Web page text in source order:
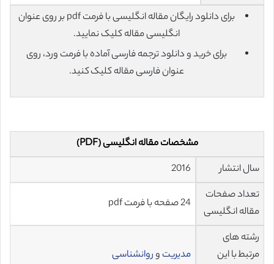
برای دانلود رایگان مقاله انگلیسی با فرمت pdf بر روی عنوان
انگلیسی مقاله کلیک نمایید.
برای خرید و دانلود ترجمه فارسی آماده با فرمت ورد، روی
عنوان فارسی مقاله کلیک کنید.
مشخصات مقاله انگلیسی (PDF)
سال انتشار
2016
تعداد صفحات
مقاله انگلیسی
24 صفحه با فرمت pdf
رشته های
مرتبط با این
مدیریت وروانشناسی